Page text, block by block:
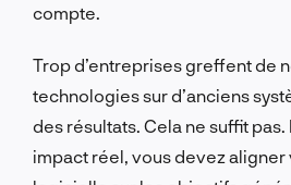
compte.
Trop d’entreprises greffent de
technologies sur d’anciens
des résultats. Cela ne suffit
impact réel, vous devez